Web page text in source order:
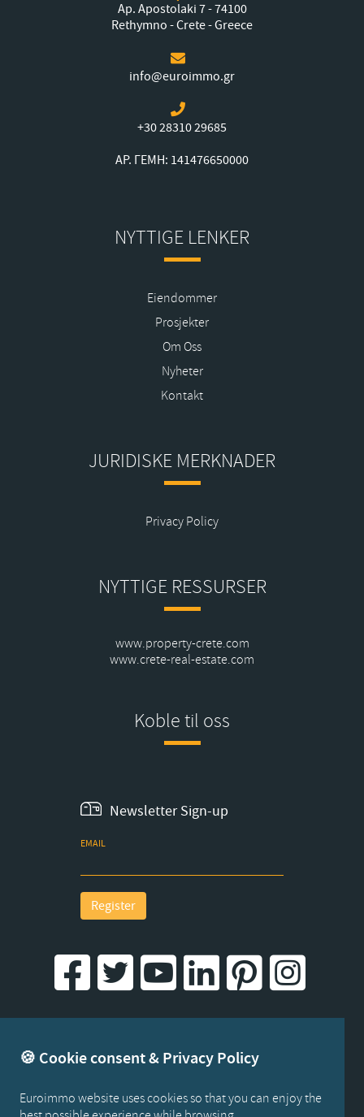
Ap. Apostolaki 7 - 74100
Rethymno - Crete - Greece
info@euroimmo.gr
+30 28310 29685
ΑΡ. ΓΕΜΗ: 141476650000
NYTTIGE LENKER
Eiendommer
Prosjekter
Om Oss
Nyheter
Kontakt
JURIDISKE MERKNADER
Privacy Policy
NYTTIGE RESSURSER
www.property-crete.com
www.crete-real-estate.com
Koble til oss
Newsletter Sign-up
EMAIL
Register
🍪 Cookie consent & Privacy Policy
Euroimmo website uses cookies so that you can enjoy the